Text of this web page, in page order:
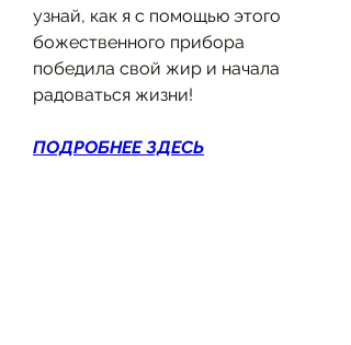
узнай, как я с помощью этого
божественного прибора
победила свой жир и начала
радоваться жизни!
ПОДРОБНЕЕ ЗДЕСЬ